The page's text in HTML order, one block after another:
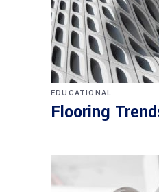
EDUCATIONAL
Flooring